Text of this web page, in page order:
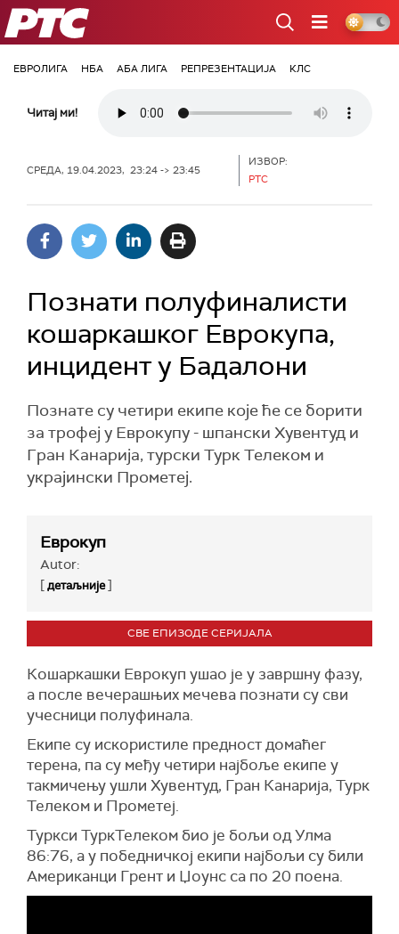
РТС
ЕВРОЛИГА НБА АБА ЛИГА РЕПРЕЗЕНТАЦИЈА КЛС
Читај ми!
СРЕДА, 19.04.2023, 23:24 -> 23:45
ИЗВОР:
РТС
Познати полуфиналисти
кошаркашког Еврокупа,
инцидент у Бадалони
Познате су четири екипе које ће се борити
за трофеј у Еврокупу - шпански Хувентуд и
Гран Канарија, турски Турк Телеком и
украјински Прометеј.
Еврокуп
Autor:
[детаљније]
СВЕ ЕПИЗОДЕ СЕРИЈАЛА
Кошаркашки Еврокуп ушао је у завршну фазу,
а после вечерашњих мечева познати су сви
учесници полуфинала.
Екипе су искористиле предност домаћег
терена, па су међу четири најбоље екипе у
такмичењу ушли Хувентуд, Гран Канарија, Турк
Телеком и Прометеј.
Туркси ТуркТелеком био је бољи од Улма
86:76, а у победничкој екипи најбољи су били
Американци Грент и Џоунс са по 20 поена.